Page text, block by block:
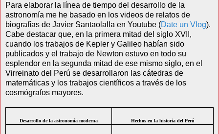
Para elaborar la línea de tiempo del desarrollo de la
astronomía me he basado en los videos de relatos de
biografías de Javier Santaolalla en Youtube (Date un Vlog).
Cabe destacar que, en la primera mitad del siglo XVII,
cuando los trabajos de Kepler y Galileo habían sido
publicados y el trabajo de Newton estuvo en todo su
esplendor en la segunda mitad de ese mismo siglo, en el
Virreinato del Perú se desarrollaron las cátedras de
matemáticas y los trabajos científicos a través de los
cosmógrafos mayores.
Desarrollo de la astronomía moderna Hechos en la historia del Perú